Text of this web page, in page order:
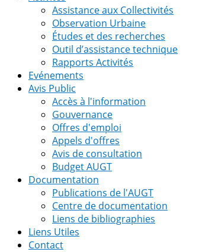
Assistance aux Collectivités
Observation Urbaine
Études et des recherches
Outil d’assistance technique
Rapports Activités
Evénements
Avis Public
Accès à l'information
Gouvernance
Offres d'emploi
Appels d'offres
Avis de consultation
Budget AUGT
Documentation
Publications de l'AUGT
Centre de documentation
Liens de bibliographies
Liens Utiles
Contact